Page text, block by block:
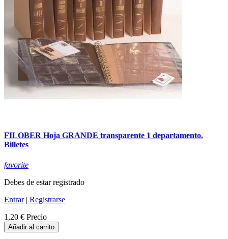
FILOBER Hoja GRANDE transparente 1 departamento.
Billetes
favorite
Debes de estar registrado
Entrar| Registrarse
1,20 € Precio
Añadir al carrito